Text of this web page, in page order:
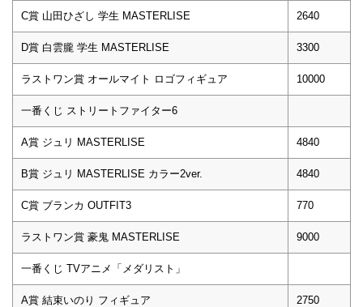
C賞 山田ひざし 学生 MASTERLISE 2640
D賞 白雲朧 学生 MASTERLISE 3300
ラストワン賞 オールマイト ロゴフィギュア 10000
一番くじ ストリートファイター6
A賞 ジュリ MASTERLISE 4840
B賞 ジュリ MASTERLISE カラー2ver. 4840
C賞 ブランカ OUTFIT3 770
ラストワン賞 豪鬼 MASTERLISE 9000
一番くじ TVアニメ「メダリスト」
A賞 結束いのり フィギュア 2750